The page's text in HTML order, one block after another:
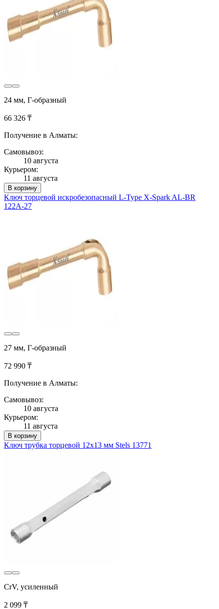
24 мм, Г-образный
66 326 ₸
Получение в Алматы:
Самовывоз:
10 августа
Курьером:
11 августа
В корзину
Ключ торцевой искробезопасный L-Type X-Spark AL-BR
122A-27
27 мм, Г-образный
72 990 ₸
Получение в Алматы:
Самовывоз:
10 августа
Курьером:
11 августа
В корзину
Ключ трубка торцевой 12х13 мм Stels 13771
CrV, усиленный
2 099 ₸